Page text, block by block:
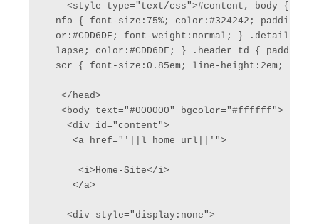
<style type="text/css">#content, body {
nfo { font-size:75%; color:#324242;
or:#CDD6DF; font-weight:normal; } .details
lapse; color:#CDD6DF; } .header td {
scr { font-size:0.85em; line-height:2em; }
</head>
<body text="#000000" bgcolor="#ffffff">
<div id="content">
<a href="'||l_home_url||'">
<i>Home-Site</i>
</a>
<div style="display:none">